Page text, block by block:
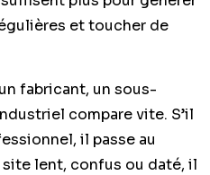
et toucher de
fabricant, un sous-
compare vite. S’il
il passe au
lent, confus ou daté, il